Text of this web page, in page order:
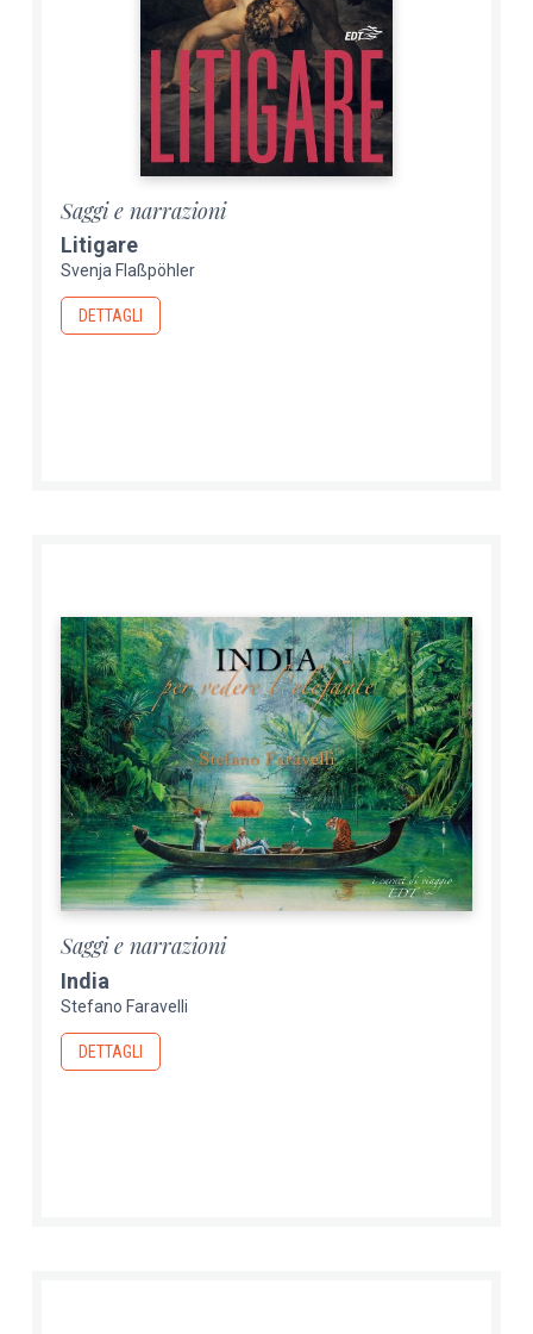
Saggi e narrazioni
Litigare
Svenja Flaßpöhler
DETTAGLI
Saggi e narrazioni
India
Stefano Faravelli
DETTAGLI